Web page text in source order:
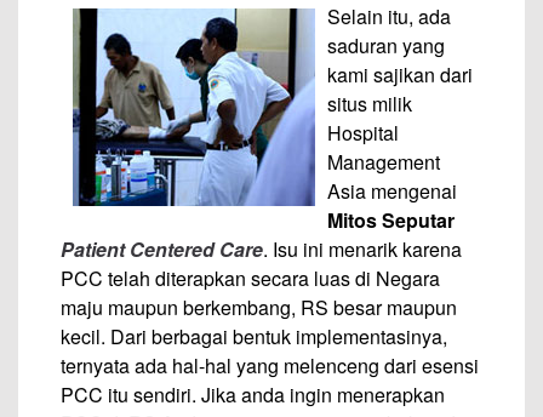
Selain itu, ada
saduran yang
kami sajikan dari
situs milik
Hospital
Management
Asia mengenai
Mitos Seputar
Patient Centered Care. Isu ini menarik karena
PCC telah diterapkan secara luas di Negara
maju maupun berkembang, RS besar maupun
kecil. Dari berbagai bentuk implementasinya,
ternyata ada hal-hal yang melenceng dari esensi
PCC itu sendiri. Jika anda ingin menerapkan